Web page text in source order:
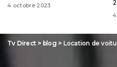
4 octobre 2023
Tv Direct > blog> Location de voitures: